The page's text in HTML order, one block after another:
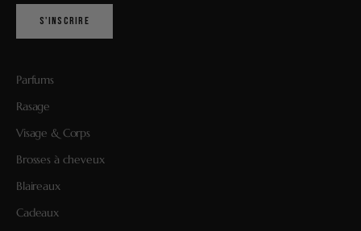
S'INSCRIRE
Parfums
Rasage
Visage & Corps
Brosses à cheveux
Blaireaux
Cadeaux